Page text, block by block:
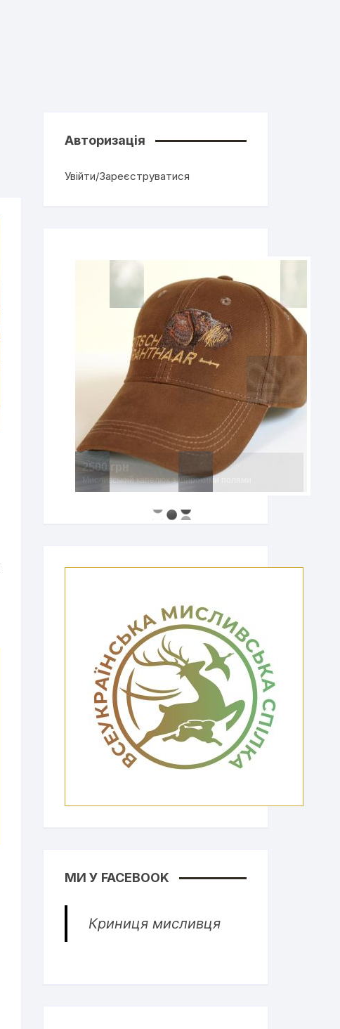
Авторизація
Увійти/Зареєструватися
2500 грн
Мисливський капелюх з широкими полями
МИ У FACEBOOK
Криниця мисливця